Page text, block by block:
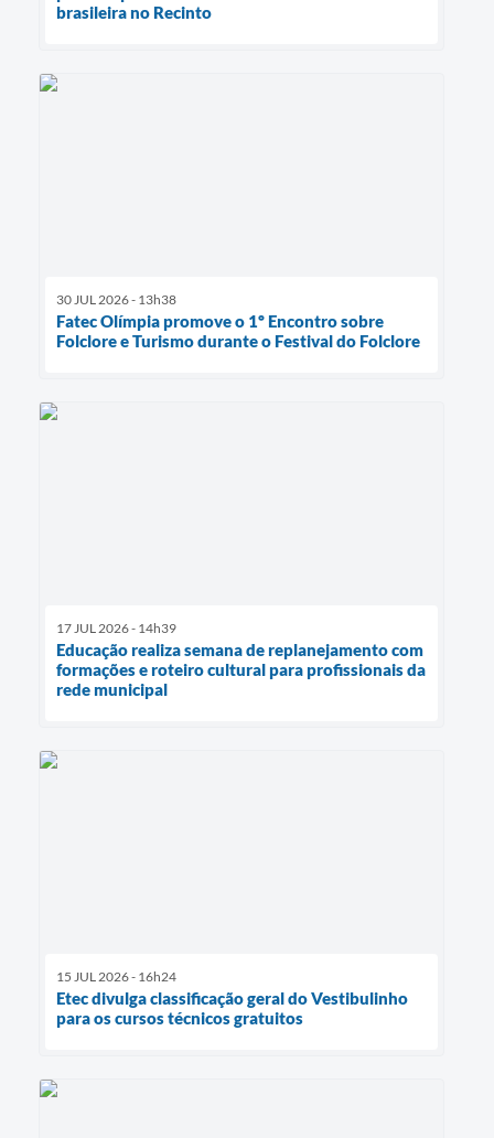
brasileira no Recinto
30 JUL 2026 - 13h38
Fatec Olímpia promove o 1º Encontro sobre
Folclore e Turismo durante o Festival do Folclore
17 JUL 2026 - 14h39
Educação realiza semana de replanejamento com
formações e roteiro cultural para profissionais da
rede municipal
15 JUL 2026 - 16h24
Etec divulga classificação geral do Vestibulinho
para os cursos técnicos gratuitos